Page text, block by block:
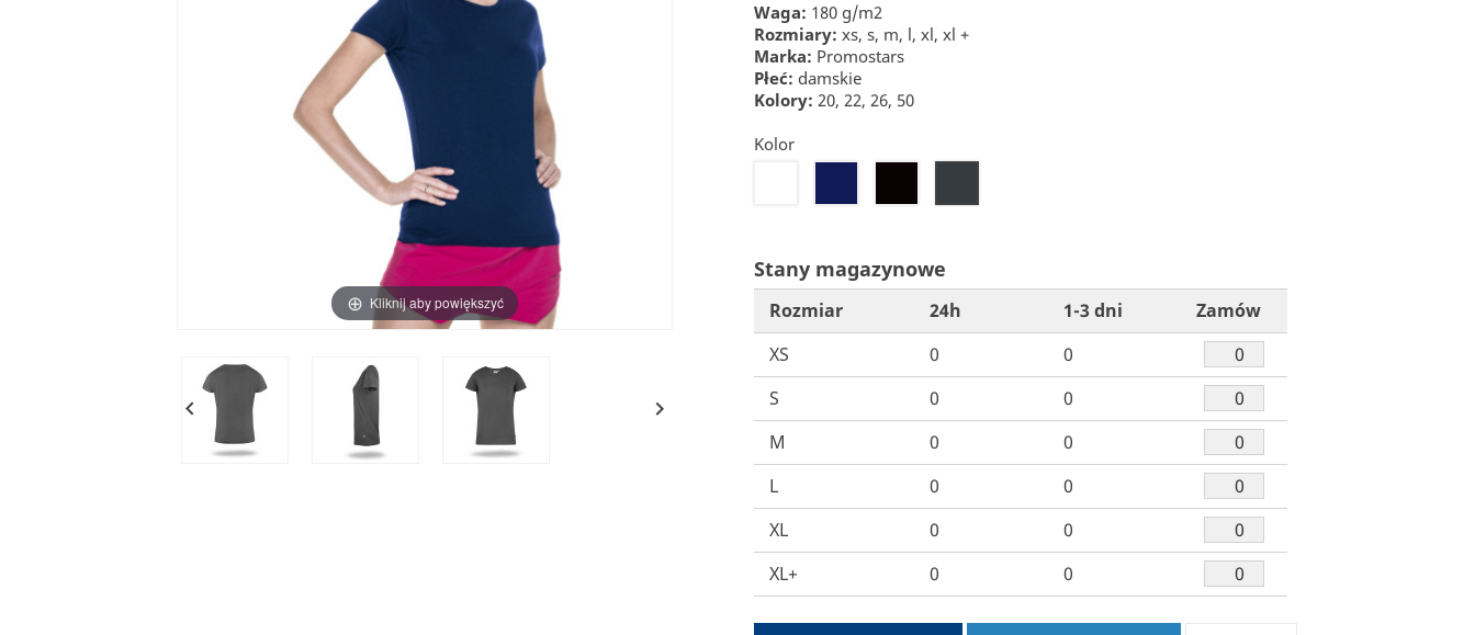
Kliknij aby powiększyć
 
Waga: 180 g/m2
Rozmiary: xs, s, m, l, xl, xl +
Marka: Promostars
Płeć: damskie
Kolory: 20, 22, 26, 50
Kolor
Stany magazynowe
Rozmiar 24h 1-3 dni
Zamów
XS
0
0
S
0
0
M
0
0
L
0
0
XL
0
0
XL+
0 0